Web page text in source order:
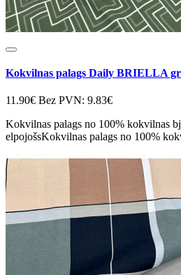
Kokvilnas palags Daily BRIELLA
11.90€ Bez PVN: 9.83€
Kokvilnas palags no 100% kokvilnas
elpojošsKokvilnas palags no 100%